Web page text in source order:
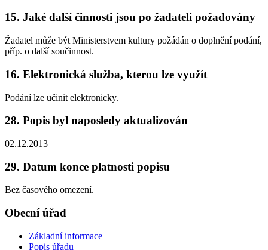
15. Jaké další činnosti jsou po žadateli požadovány
Žadatel může být Ministerstvem kultury požádán o doplnění podání,
příp. o další součinnost.
16. Elektronická služba, kterou lze využít
Podání lze učinit elektronicky.
28. Popis byl naposledy aktualizován
02.12.2013
29. Datum konce platnosti popisu
Bez časového omezení.
Obecní úřad
Základní informace
Popis úřadu